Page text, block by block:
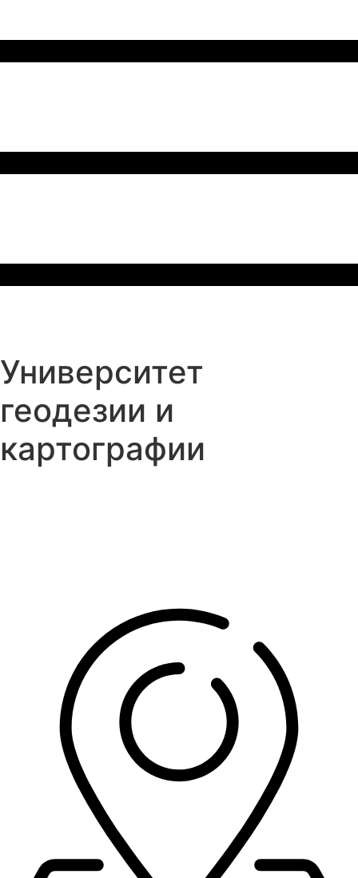
Университет
геодезии и
картографии